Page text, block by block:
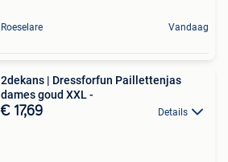
Roeselare Vandaag
2dekans | Dressforfun Paillettenjas
dames goud XXL -
€ 17,69 Details